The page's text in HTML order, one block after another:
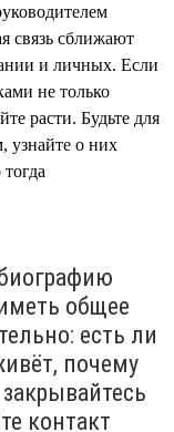
связь сближают
и личных. Если
не только
расти. Будьте для
узнайте о них
общее
есть ли
почему
контакт